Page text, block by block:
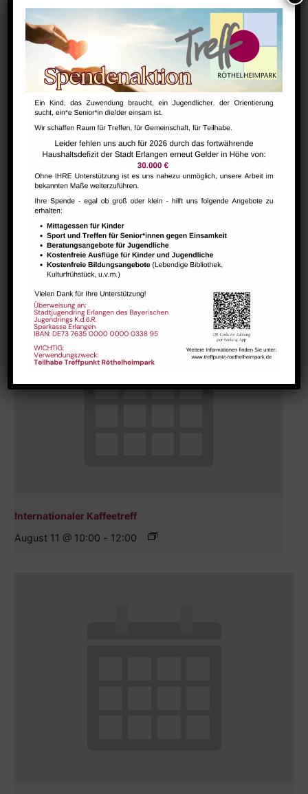
Hausaufgabenbetreuung (nicht während der Ferien)
August 10 @ 13:30 - 15:00
Internationaler Kaffeetreff
August 11 @ 10:00 - 12:00